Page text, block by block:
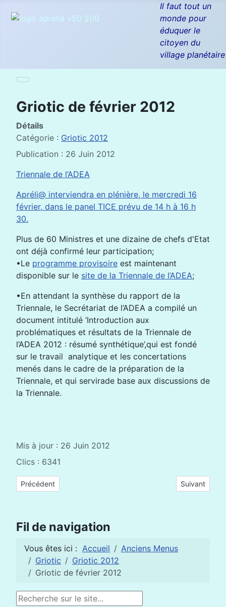
Il faut tout un
monde pour
éduquer le
citoyen du
village planétaire
Griotic de février 2012
Détails
Catégorie : Griotic 2012
Publication : 26 Juin 2012
Triennale de l’ADEA
Apréli@ interviendra en plénière, le mercredi 16
février, dans le panel TICE prévu de 14 h à 16 h
30.
Plus de 60 Ministres et une dizaine de chefs d'Etat
ont déjà confirmé leur participation;
•Le programme provisoire est maintenant
disponible sur le site de la Triennale de l’ADEA;
•En attendant la synthèse du rapport de la
Triennale, le Secrétariat de l’ADEA a compilé un
document intitulé ‘Introduction aux
problématiques et résultats de la Triennale de
l’ADEA 2012 : résumé synthétique’,qui est fondé
sur le travail analytique et les concertations
menés dans le cadre de la préparation de la
Triennale, et qui servirade base aux discussions de
la Triennale.
Mis à jour : 26 Juin 2012
Clics : 6341
Article précédent : Griotic d'avril 2012
Précédent Article
Suivant
Fil de navigation
Vous êtes ici : Accueil
Anciens Menus
Griotic
Griotic 2012
Griotic de février 2012
Rechercher